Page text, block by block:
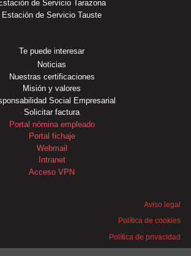
de Servicio Tarazona
Estación de Servicio Tauste
Te puede interesar
Noticias
Nuestras certificaciones
Misión y valores
Social Empresarial
Solicitar factura
Portal nómina empleado
Portal fichaje
Webmail
Intranet
Acceso VPN
Aviso legal
Política de cookies
Política de privacidad